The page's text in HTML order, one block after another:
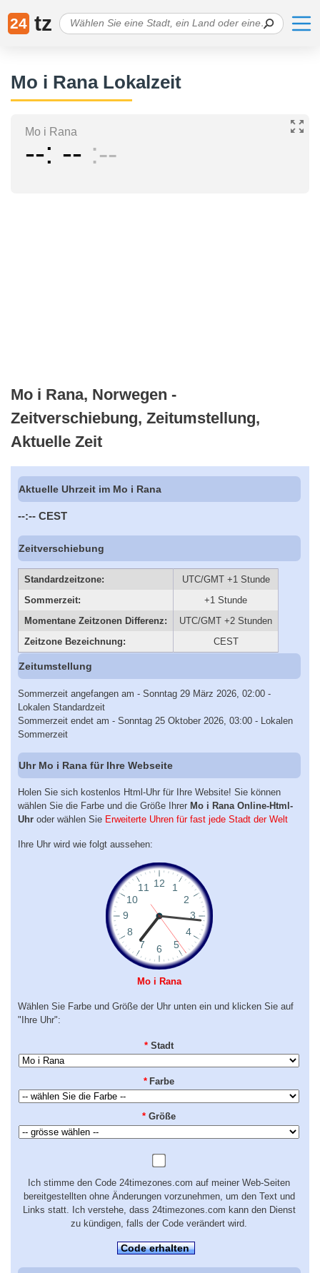
24 tz
Mo i Rana Lokalzeit
Mo i Rana
-- -- --
Mo i Rana, Norwegen -
Zeitverschiebung, Zeitumstellung,
Aktuelle Zeit
Aktuelle Uhrzeit im Mo i Rana
--:-- CEST
Zeitverschiebung
Standardzeitzone:
UTC/GMT +1 Stunde
Sommerzeit:
+1 Stunde
Momentane Zeitzonen Differenz:
UTC/GMT +2 Stunden
Zeitzone Bezeichnung:
CEST
Zeitumstellung
Sommerzeit angefangen am - Sonntag 29 März 2026, 02:00 -
Lokalen Standardzeit
Sommerzeit endet am - Sonntag 25 Oktober 2026, 03:00 - Lokalen
Sommerzeit
Uhr Mo i Rana für Ihre Webseite
Holen Sie sich kostenlos Html-Uhr für Ihre Website! Sie können
wählen Sie die Farbe und die Größe Ihrer Mo i Rana Online-Html-
Uhr oder wählen Sie Erweiterte Uhren für fast jede Stadt der Welt
Ihre Uhr wird wie folgt aussehen:
Mo i Rana
Wählen Sie Farbe und Größe der Uhr unten ein und klicken Sie auf
"Ihre Uhr":
* Stadt
* Farbe
* Größe
Ich stimme den Code 24timezones.com auf meiner Web-Seiten
bereitgestellten ohne Änderungen vorzunehmen, um den Text und
Links statt. Ich verstehe, dass 24timezones.com kann den Dienst
zu kündigen, falls der Code verändert wird.
Code erhalten